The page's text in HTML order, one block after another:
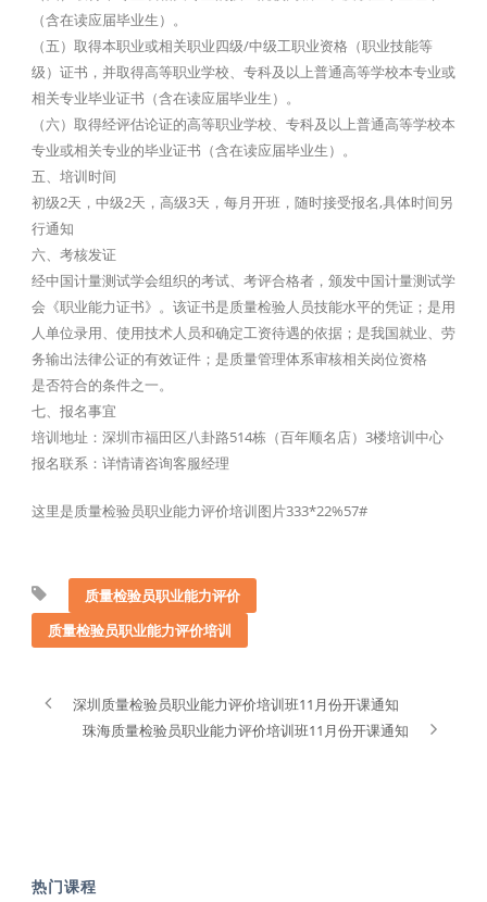
（含在读应届毕业生）。
（五）取得本职业或相关职业四级/中级工职业资格（职业技能等
级）证书，并取得高等职业学校、专科及以上普通高等学校本专业或
相关专业毕业证书（含在读应届毕业生）。
（六）取得经评估论证的高等职业学校、专科及以上普通高等学校本
专业或相关专业的毕业证书（含在读应届毕业生）。
五、培训时间
初级2天，中级2天，高级3天，每月开班，随时接受报名,具体时间另
行通知
六、考核发证
经中国计量测试学会组织的考试、考评合格者，颁发中国计量测试学
会《职业能力证书》。该证书是质量检验人员技能水平的凭证；是用
人单位录用、使用技术人员和确定工资待遇的依据；是我国就业、劳
务输出法律公证的有效证件；是质量管理体系审核相关岗位资格
是否符合的条件之一。
七、报名事宜
培训地址：深圳市福田区八卦路514栋（百年顺名店）3楼培训中心
报名联系：详情请咨询客服经理
这里是质量检验员职业能力评价培训图片333*22%57#
质量检验员职业能力评价
质量检验员职业能力评价培训
深圳质量检验员职业能力评价培训班11月份开课通知
珠海质量检验员职业能力评价培训班11月份开课通知
热门课程